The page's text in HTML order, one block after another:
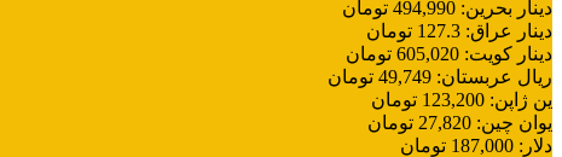
دینار بحرین:
494,990 تومان
دینار عراق:
127.3 تومان
دینار کویت:
605,020 تومان
ریال عربستان:
49,749 تومان
ین ژاپن:
123,200 تومان
یوان چین:
27,820 تومان
دلار :
187,000 تومان